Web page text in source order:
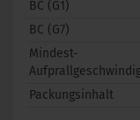
BC (G1)
BC (G7)
Mindest-
Packungsinhalt